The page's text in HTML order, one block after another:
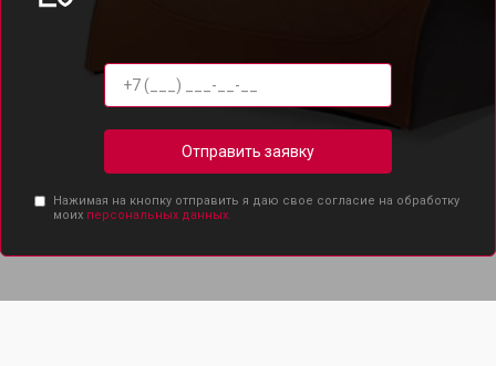
Отправить заявку
Нажимая на кнопку отправить я даю свое согласие на обработку
моих персональных данных.